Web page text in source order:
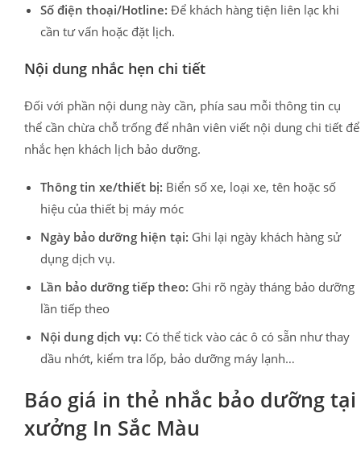
Số điện thoại/Hotline: Để khách hàng tiện liên lạc khi
cần tư vấn hoặc đặt lịch.
Nội dung nhắc hẹn chi tiết
Đối với phần nội dung này cần, phía sau mỗi thông tin cụ
thể cần chừa chỗ trống để nhân viên viết nội dung chi tiết để
nhắc hẹn khách lịch bảo dưỡng.
Thông tin xe/thiết bị: Biển số xe, loại xe, tên hoặc số
hiệu của thiết bị máy móc
Ngày bảo dưỡng hiện tại: Ghi lại ngày khách hàng sử
dụng dịch vụ.
Lần bảo dưỡng tiếp theo: Ghi rõ ngày tháng bảo dưỡng
lần tiếp theo
Nội dung dịch vụ: Có thể tick vào các ô có sẵn như thay
dầu nhớt, kiểm tra lốp, bảo dưỡng máy lạnh…
Báo giá in thẻ nhắc bảo dưỡng tại
xưởng In Sắc Màu